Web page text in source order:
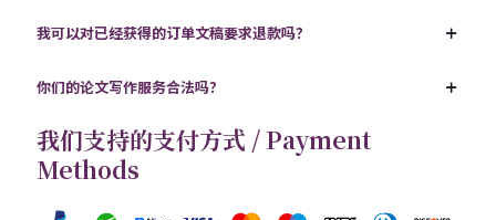
我可以对已经获得的订单文稿要求退款吗？
你们的论文写作服务合法吗？
我们支持的支付方式 / Payment
Methods